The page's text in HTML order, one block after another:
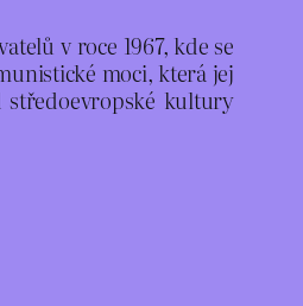
v roce 1967, kde se
moci, která jej
kultury